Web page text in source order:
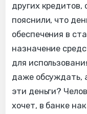
других
пояснили, что
обеспечения в
назначение
для
даже обсуждать,
эти деньги?
хочет, в банке